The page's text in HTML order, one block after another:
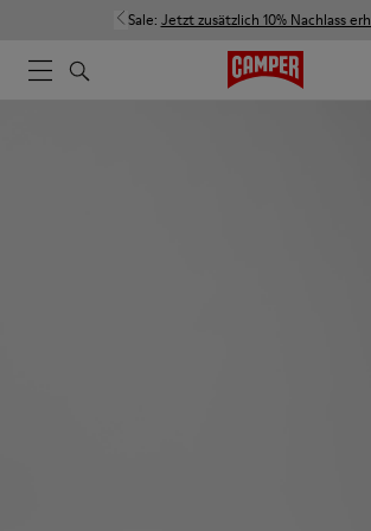
Sale: Jetzt zusätzlich 10% Nachlass